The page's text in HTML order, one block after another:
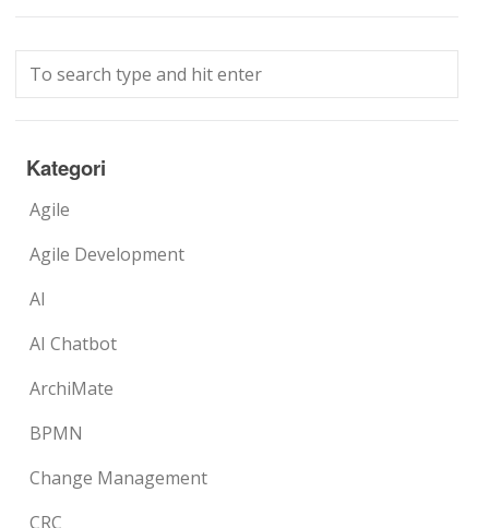
Kategori
Agile
Agile Development
AI
AI Chatbot
ArchiMate
BPMN
Change Management
CRC